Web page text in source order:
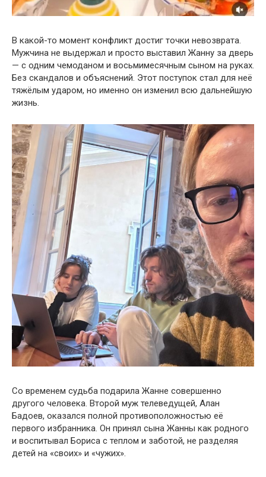
В какой-то момент конфликт достиг точки невозврата.
Мужчина не выдержал и просто выставил Жанну за дверь
— с одним чемоданом и восьмимесячным сыном на руках.
Без скандалов и объяснений. Этот поступок стал для неё
тяжёлым ударом, но именно он изменил всю дальнейшую
жизнь.
Со временем судьба подарила Жанне совершенно
другого человека. Второй муж телеведущей, Алан
Бадоев, оказался полной противоположностью её
первого избранника. Он принял сына Жанны как родного
и воспитывал Бориса с теплом и заботой, не разделяя
детей на «своих» и «чужих».